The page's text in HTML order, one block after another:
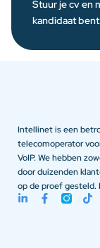
Stuur je cv en
kandidaat
Intellinet is een
telecomoperator
VoIP. We hebben
door duizenden
op de proef gesteld.